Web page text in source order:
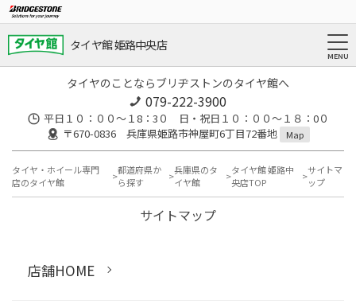
タイヤ館 姫路中央店
タイヤのことならブリヂストンのタイヤ館へ
079-222-3900
平日１０：００～１8：3０ 日・祝日１０：００～１８：0０
〒670-0836 兵庫県姫路市神屋町6丁目72番地
Map
タイヤ・ホイール専門
店のタイヤ館
都道府県か
ら探す
兵庫県のタ
イヤ館
タイヤ館 姫路中
央店TOP
サイトマ
ップ
サイトマップ
店舗HOME